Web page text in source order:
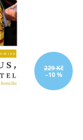
229 Kč
–10 %